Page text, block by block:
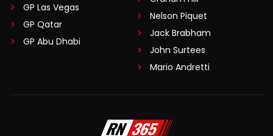
GP Las Vegas
GP Qatar
GP Abu Dhabi
Nelson Piquet
Jack Brabham
John Surtees
Mario Andretti